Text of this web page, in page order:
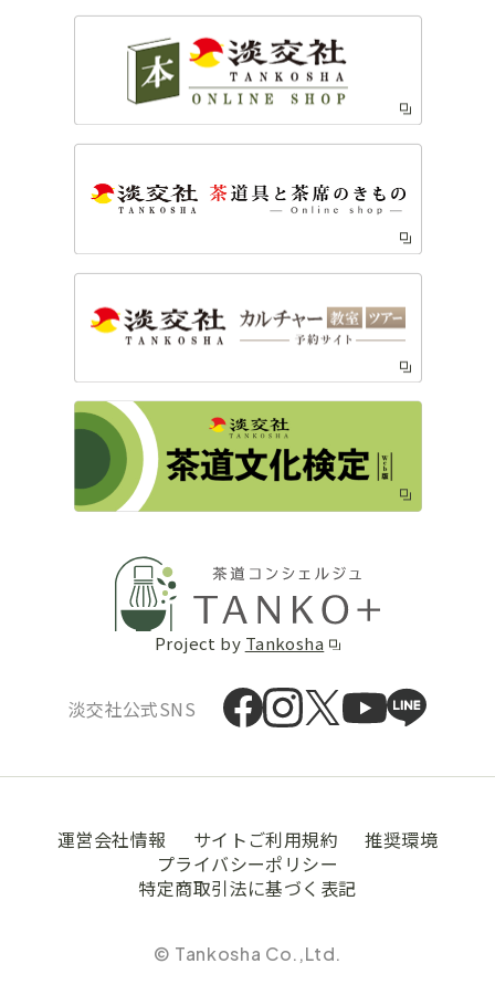
Project by Tankosha
淡交社公式SNS
運営会社情報 サイトご利用規約
推奨環境
プライバシーポリシー
特定商取引法に基づく表記
© Tankosha Co.,Ltd.